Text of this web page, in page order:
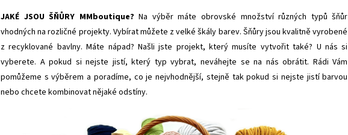
JAKÉ JSOU ŠŇŮRY MMboutique? Na výběr máte obrovské množství různých typů šňůr
vhodných na rozličné projekty. Vybírat můžete z velké škály barev. Šňůry jsou kvalitně vyrobené
z recyklované bavlny. Máte nápad? Našli jste projekt, který musíte vytvořit také? U nás si
vyberete. A pokud si nejste jistí, který typ vybrat, neváhejte se na nás obrátit. Rádi Vám
pomůžeme s výběrem a poradíme, co je nejvhodnější, stejně tak pokud si nejste jistí barvou
nebo chcete kombinovat nějaké odstíny.